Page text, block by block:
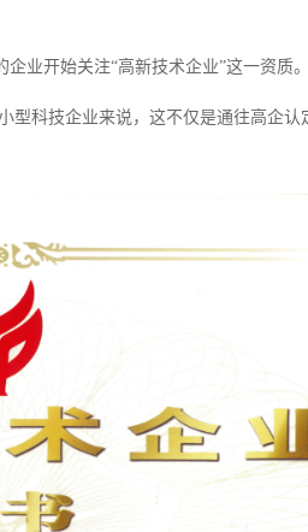
业开始关注“高新技术企业”这一资质
型科技企业来说，这不仅是通往高企认